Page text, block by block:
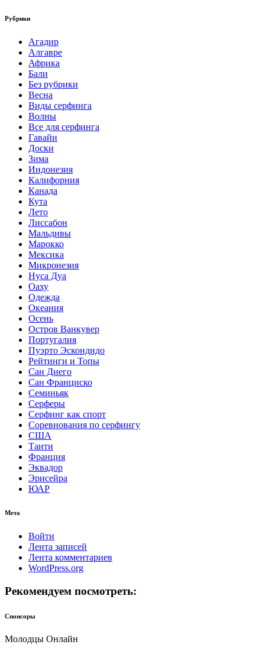
Рубрики
Агадир
Алгавре
Африка
Бали
Без рубрики
Весна
Виды серфинга
Волны
Все для серфинга
Гавайи
Доски
Зима
Индонезия
Калифорния
Канада
Кута
Лето
Лиссабон
Мальдивы
Марокко
Мексика
Микронезия
Нуса Дуа
Оаху
Одежда
Океания
Осень
Остров Ванкувер
Португалия
Пуэрто Эскондидо
Рейтинги и Топы
Сан Диего
Сан Франциско
Семиньяк
Серферы
Серфинг как спорт
Соревнования по серфингу
США
Таити
Франция
Эквадор
Эрисейра
ЮАР
Мета
Войти
Лента записей
Лента комментариев
WordPress.org
Рекомендуем посмотреть:
Спонсоры
Молодцы Онлайн